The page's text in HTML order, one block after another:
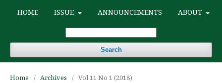
HOME ISSUE ANNOUNCEMENTS ABOUT
Search
Home / Archives / Vol 11 No 1 (2018)